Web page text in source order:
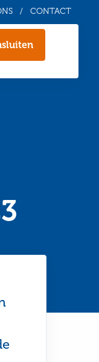
CONTACT